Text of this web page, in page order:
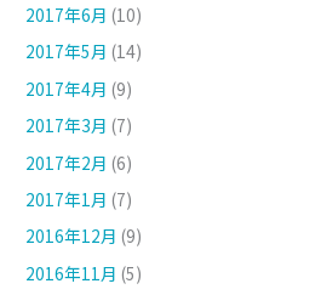
2017年6月 (10)
2017年5月 (14)
2017年4月 (9)
2017年3月 (7)
2017年2月 (6)
2017年1月 (7)
2016年12月 (9)
2016年11月 (5)